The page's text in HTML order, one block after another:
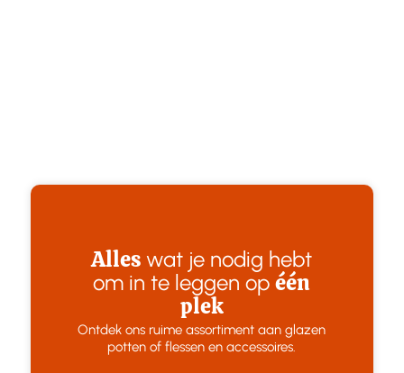
Alles wat je nodig hebt
om in te leggen opéén
plek
Ontdek ons ruime assortiment aan glazen
potten of flessen en accessoires.